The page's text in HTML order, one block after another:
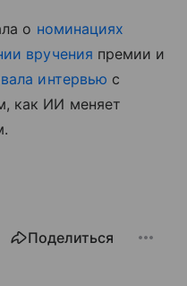
о номинациях
вручения премии и
интервью с
как ИИ меняет
Поделиться